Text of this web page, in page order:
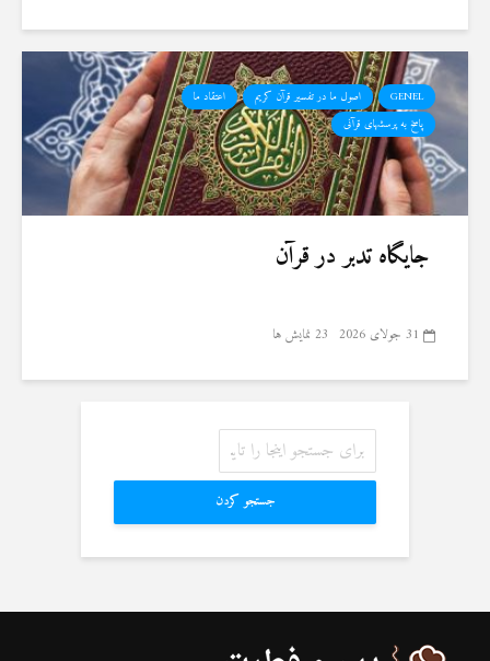
GENEL اصول ما در تفسیر قرآن کریم
اعتقاد ما
پاسخ به پرسشهای قرآنی
جایگاه تدبر در قرآن
31 جولای 2026 23 نمایش ها
جستجو کردن